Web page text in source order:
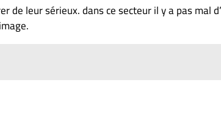
de leur sérieux. dans ce secteur il y a pas mal d’